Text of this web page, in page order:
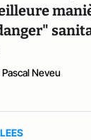
Pascal Neveu